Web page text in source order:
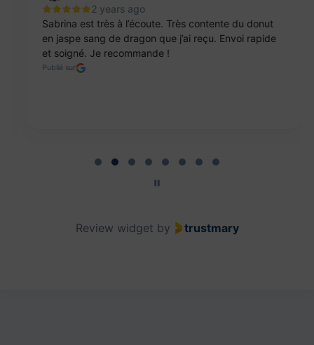
2 years ago
Sabrina est très à l’écoute. Très contente du donut
en jaspe sang de dragon que j’ai reçu. Envoi rapide
et soigné. Je recommande !
Publié sur
Review widget by trustmary